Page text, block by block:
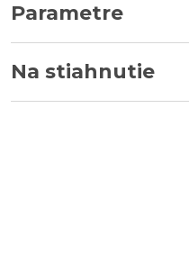
Parametre
Na stiahnutie